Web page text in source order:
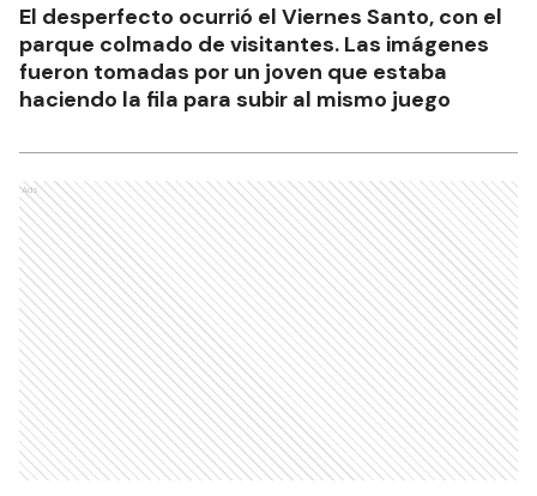
El desperfecto ocurrió el Viernes Santo, con el
parque colmado de visitantes. Las imágenes
fueron tomadas por un joven que estaba
haciendo la fila para subir al mismo juego
Ads